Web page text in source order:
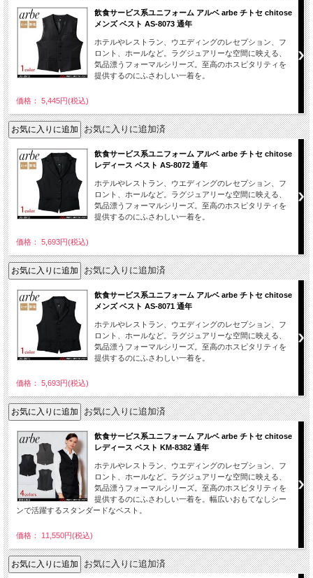
飲食サービス系ユニフォーム アルベ arbe チトセ chitose
メンズ ベスト AS-8073 通年
ホテルやレストラン、ウエディングのレセプション、フ
ロント、ホールなど。ラグジュアリーな空間に映える、
気品漂うフォーマルシリーズ。至高のホスピタリティを
提供するのにふさわしい一着を。
価格： 5,445円(税込)
お気に入りに追加済
飲食サービス系ユニフォーム アルベ arbe チトセ chitose
レディース ベスト AS-8072 通年
ホテルやレストラン、ウエディングのレセプション、フ
ロント、ホールなど。ラグジュアリーな空間に映える、
気品漂うフォーマルシリーズ。至高のホスピタリティを
提供するのにふさわしい一着を。
価格： 5,693円(税込)
お気に入りに追加済
飲食サービス系ユニフォーム アルベ arbe チトセ chitose
メンズ ベスト AS-8071 通年
ホテルやレストラン、ウエディングのレセプション、フ
ロント、ホールなど。ラグジュアリーな空間に映える、
気品漂うフォーマルシリーズ。至高のホスピタリティを
提供するのにふさわしい一着を。
価格： 5,693円(税込)
お気に入りに追加済
飲食サービス系ユニフォーム アルベ arbe チトセ chitose
レディース ベスト KM-8382 通年
ホテルやレストラン、ウエディングのレセプション、フ
ロント、ホールなど。ラグジュアリーな空間に映える、
気品漂うフォーマルシリーズ。至高のホスピタリティを
提供するのにふさわしい一着を。幅広いおもてなしシー
ンで活躍するスタンダードなベスト。
価格： 11,550円(税込)
お気に入りに追加済